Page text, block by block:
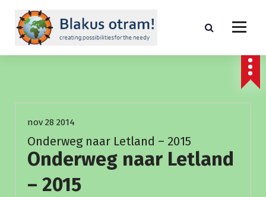
n
nov 28 2014
Onderweg naar Letland – 2015
Onderweg naar Letland
– 2015